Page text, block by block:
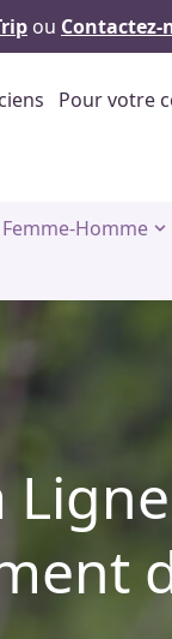
ou Contactez-
Pour votre
Femme-Homme